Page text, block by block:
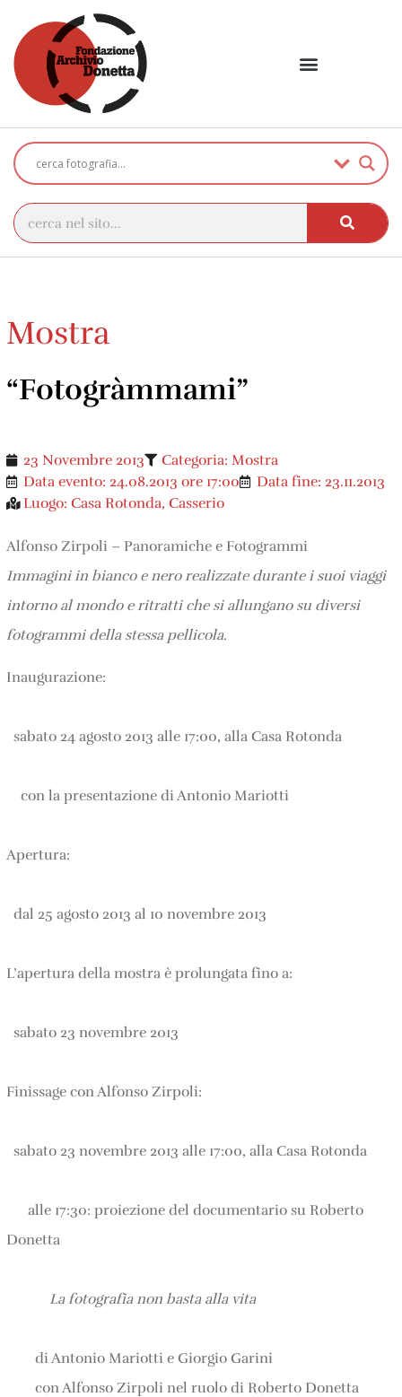
Mostra
“Fotogràmmami”
23 Novembre 2013 Categoria: Mostra
Data evento: 24.08.2013 ore 17:00 Data fine: 23.11.2013
Luogo: Casa Rotonda, Casserio
Alfonso Zirpoli – Panoramiche e Fotogrammi
Immagini in bianco e nero realizzate durante i suoi viaggi
intorno al mondo e ritratti che si allungano su diversi
fotogrammi della stessa pellicola.
Inaugurazione:
sabato 24 agosto 2013 alle 17:00, alla Casa Rotonda
con la presentazione di Antonio Mariotti
Apertura:
dal 25 agosto 2013 al 10 novembre 2013
L’apertura della mostra è prolungata fino a:
sabato 23 novembre 2013
Finissage con Alfonso Zirpoli:
sabato 23 novembre 2013 alle 17:00, alla Casa Rotonda
alle 17:30: proiezione del documentario su Roberto
Donetta
La fotografia non basta alla vita
di Antonio Mariotti e Giorgio Garini
con Alfonso Zirpoli nel ruolo di Roberto Donetta